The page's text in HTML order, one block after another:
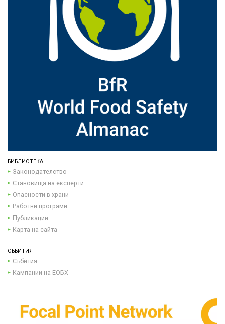
БИБЛИОТЕКА
Законодателство
Становища на експерти
Опасности в храни
Работни програми
Публикации
Карта на сайта
СЪБИТИЯ
Събития
Кампании на ЕОБХ